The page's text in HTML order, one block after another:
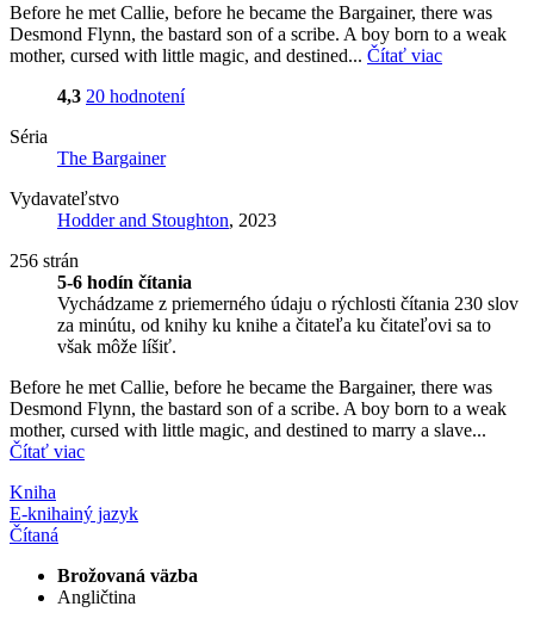
Before he met Callie, before he became the Bargainer, there was
Desmond Flynn, the bastard son of a scribe. A boy born to a weak
mother, cursed with little magic, and destined... Čítať viac
4,3 20 hodnotení
Séria
The Bargainer
Vydavateľstvo
Hodder and Stoughton, 2023
256 strán
5-6 hodín čítania
Vychádzame z priemerného údaju o rýchlosti čítania 230 slov
za minútu, od knihy ku knihe a čitateľa ku čitateľovi sa to
však môže líšiť.
Before he met Callie, before he became the Bargainer, there was
Desmond Flynn, the bastard son of a scribe. A boy born to a weak
mother, cursed with little magic, and destined to marry a slave...
Čítať viac
Kniha
E-knihainý jazyk
Čítaná
Brožovaná väzba
Angličtina